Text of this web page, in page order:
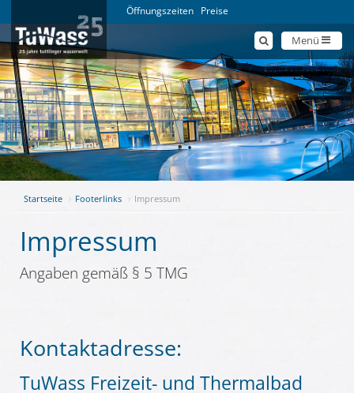
Öffnungszeiten Preise
Menü
Startseite Footerlinks Impressum
Impressum
Angaben gemäß § 5 TMG
Kontaktadresse:
TuWass Freizeit- und Thermalbad